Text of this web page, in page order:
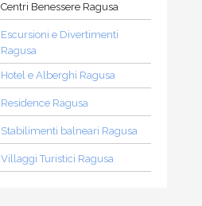
Centri Benessere Ragusa
Escursioni e Divertimenti
Ragusa
Hotel e Alberghi Ragusa
Residence Ragusa
Stabilimenti balneari Ragusa
Villaggi Turistici Ragusa